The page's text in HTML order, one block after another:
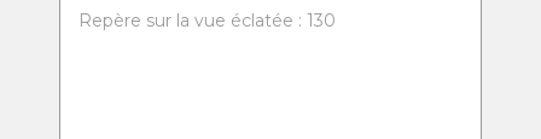
Repère sur la vue éclatée : 130